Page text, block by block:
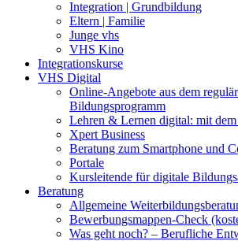
Integration | Grundbildung
Eltern | Familie
Junge vhs
VHS Kino
Integrationskurse
VHS Digital
Online-Angebote aus dem
Bildungsprogramm
Lehren & Lernen digital: mit
Xpert Business
Beratung zum Smartphone und
Portale
Kursleitende für digitale
Beratung
Allgemeine
Bewerbungsmappen-Check
Was geht noch? – Berufliche